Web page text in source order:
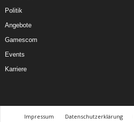
Politik
Angebote
Gamescom
Events
Karriere
Impressum Datenschutzerklärung